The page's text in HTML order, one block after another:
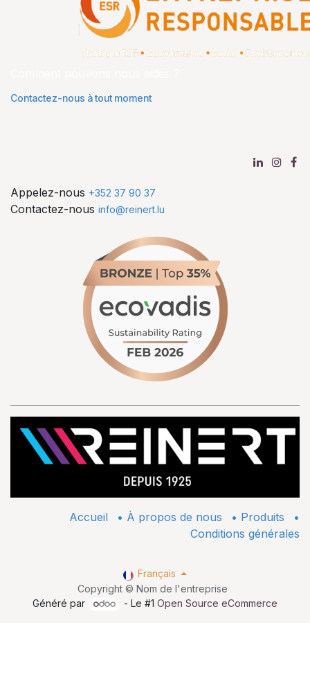
Contactez-nous à tout moment
Appelez-nous +352 37 90 37
Contactez-nous info@reinert.lu
Accueil • À propos de nous • ​Produits
•
Conditions générales
Copyright © Nom de l'entreprise
Français
Généré par - Le #1Open Source eCommerce